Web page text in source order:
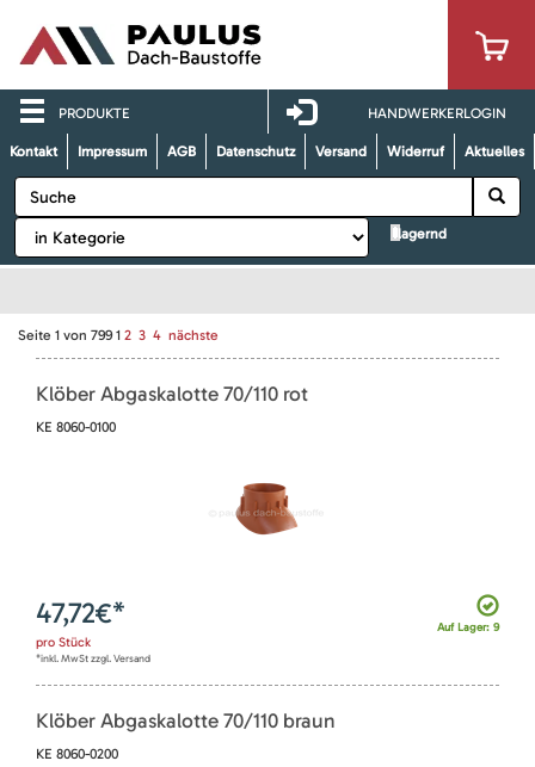
PRODUKTE HANDWERKERLOGIN
Kontakt Impressum AGB Datenschutz Versand Widerruf Aktuelles
lagernd
Seite 1 von 799 1 2 3 4 nächste
Klöber Abgaskalotte 70/110 rot
KE 8060-0100
Auf Lager: 9
47,72€*
pro Stück
*inkl. MwSt zzgl. Versand
Klöber Abgaskalotte 70/110 braun
KE 8060-0200